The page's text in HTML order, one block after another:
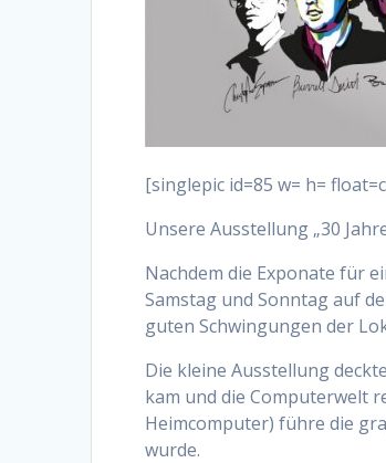
[singlepic id=85 w= h=
Unsere Ausstellung „30
Nachdem die Exponate für
Samstag und Sonntag auf
guten Schwingungen der
Die kleine Ausstellung
kam und die Computerwelt
Heimcomputer) führe die
wurde.